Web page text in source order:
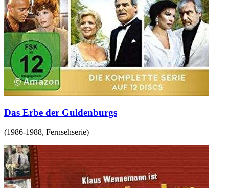
Das Erbe der Guldenburgs
(1986-1988, Fernsehserie)